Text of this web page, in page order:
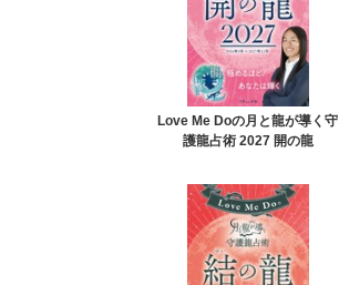
Love Me Doの月と龍が導く守
護龍占術 2027 開の龍